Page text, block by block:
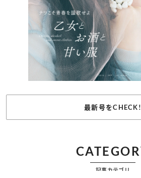
最新号をCHECK!
記事カテゴリ